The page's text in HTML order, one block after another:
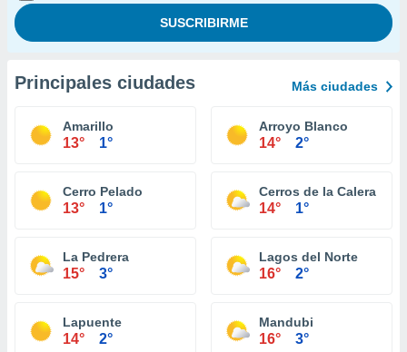
Principales ciudades Más ciudades
Amarillo
13° 1°
Arroyo Blanco
14° 2°
Cerro Pelado
13° 1°
Cerros de la Calera
14° 1°
La Pedrera
15° 3°
Lagos del Norte
16° 2°
Lapuente
14° 2°
Mandubi
16° 3°